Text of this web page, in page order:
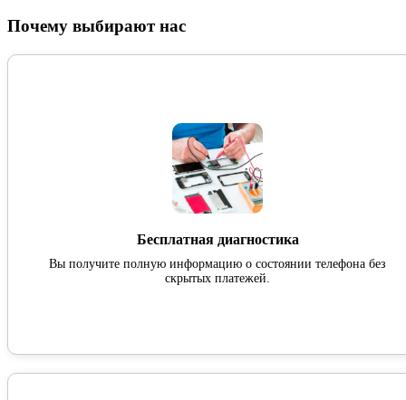
Почему выбирают нас
Бесплатная диагностика
Вы получите полную информацию о состоянии телефона без
скрытых платежей.